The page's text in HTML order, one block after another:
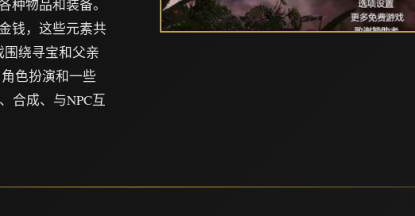
物品和装备。
钱，这些元素共
绕寻宝和父亲
色扮演和一些
合成、与NPC互